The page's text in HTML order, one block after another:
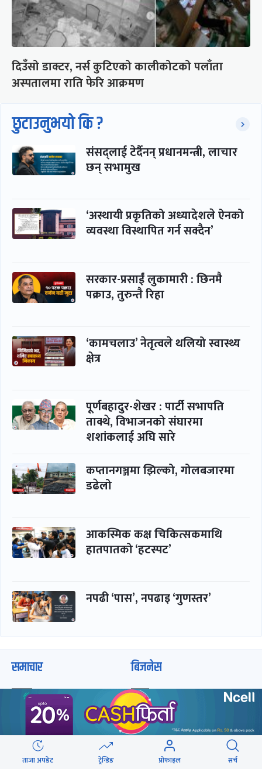
दिउँसो डाक्टर, नर्स कुटिएको कालीकोटको पलाँता
अस्पतालमा राति फेरि आक्रमण
छुटाउनुभयो कि ?
संसद्लाई टेर्दैनन् प्रधानमन्त्री, लाचार
छन् सभामुख
‘अस्थायी प्रकृतिको अध्यादेशले ऐनको
व्यवस्था विस्थापित गर्न सक्दैन’
सरकार-प्रसाईं लुकामारी : छिनमै
पक्राउ, तुरुन्तै रिहा
‘कामचलाउ’ नेतृत्वले थलियो स्वास्थ्य
क्षेत्र
पूर्णबहादुर-शेखर : पार्टी सभापति
ताक्थे, विभाजनको संघारमा
शशांकलाई अघि सारे
कप्तानगञ्जमा झिल्को, गोलबजारमा
डढेलो
आकस्मिक कक्ष चिकित्सकमाथि
हातपातको ‘हटस्पट’
नपढी ‘पास’, नपढाइ ‘गुणस्तर’
ताजा अपडेट ट्रेन्डिङ प्रोफाइल सर्च
समाचार
समाज
विचार/ब्लग
साहित्य
अन्तर्वार्ता
बिजनेस
बजार
पर्यटन
रोजगार
बैंक / वित्त